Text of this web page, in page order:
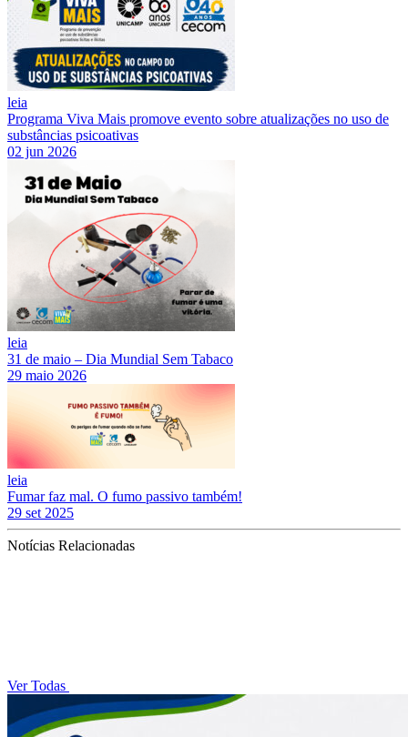
leia
Programa Viva Mais promove evento sobre atualizações no uso de
substâncias psicoativas
02 jun 2026
leia
31 de maio – Dia Mundial Sem Tabaco
29 maio 2026
leia
Fumar faz mal. O fumo passivo também!
29 set 2025
Notícias Relacionadas
Ver Todas